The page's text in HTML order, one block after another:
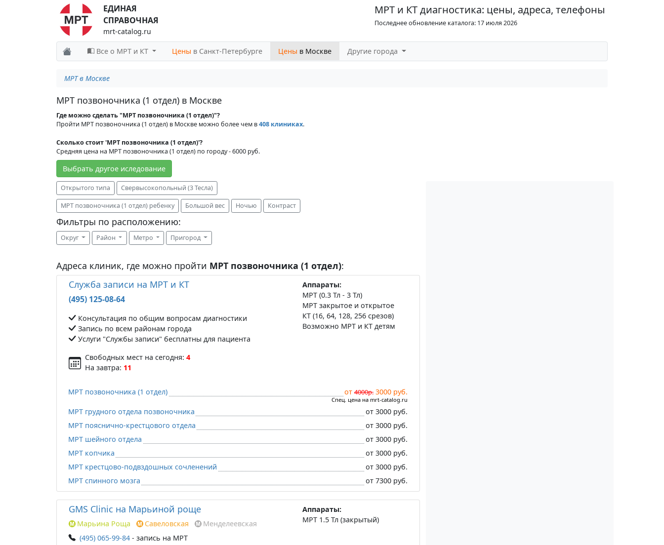
ЕДИНАЯ
СПРАВОЧНАЯ
mrt-catalog.ru
МРТ и КТ диагностика: цены, адреса, телефоны
Последнее обновление каталога: 17 июля 2026
Все о МРТ и КТ Цены в Санкт-Петербурге Цены в Москве Другие города
МРТ в Москве
МРТ позвоночника (1 отдел) в Москве
Где можно сделать "МРТ позвоночника (1 отдел)"?
Пройти МРТ позвоночника (1 отдел) в Москве можно более чем в408 клиниках.
Сколько стоит 'МРТ позвоночника (1 отдел)'?
Средняя цена на МРТ позвоночника (1 отдел) по городу - 6000 руб.
Выбрать другое иследование
Открытого типа Свервысокопольный (3 Тесла)
МРТ позвоночника (1 отдел) ребенку Большой вес Ночью Контраст
Фильтры по расположению:
Округ Район Метро Пригород
Адреса клиник, где можно пройти МРТ позвоночника (1 отдел):
Служба записи на МРТ и КТ
(495) 125-08-64
Консультация по общим вопросам диагностики
Запись по всем районам города
Услуги "Службы записи" бесплатны для пациента
Свободных мест на сегодня: 4
На завтра: 11
Аппараты:
МРТ (0.3 Тл - 3 Тл)
МРТ закрытое и открытое
КТ (16, 64, 128, 256 срезов)
Возможно МРТ и КТ детям
МРТ позвоночника (1 отдел) от 4000р. 3000 руб.
Спец. цена на mrt-catalog.ru
МРТ грудного отдела позвоночника
от 3000 руб.
МРТ пояснично-крестцового отдела
от 3000 руб.
МРТ шейного отдела
от 3000 руб.
МРТ копчика
от 3000 руб.
МРТ крестцово-подвздошных сочленений
от 3000 руб.
МРТ спинного мозга
от 7300 руб.
GMS Clinic на Марьиной роще
Марьина Роща Савеловская
Менделеевская
(495) 065-99-84 - запись на МРТ
Аппараты:
МРТ 1.5 Тл (закрытый)